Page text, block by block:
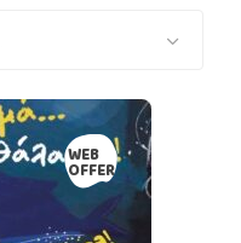
WEB
OFFER